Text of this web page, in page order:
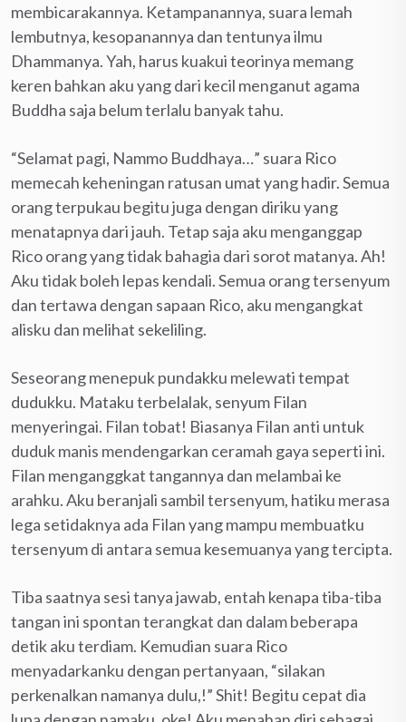
membicarakannya. Ketampanannya, suara lemah
lembutnya, kesopanannya dan tentunya ilmu
Dhammanya. Yah, harus kuakui teorinya memang
keren bahkan aku yang dari kecil menganut agama
Buddha saja belum terlalu banyak tahu.
“Selamat pagi, Nammo Buddhaya…” suara Rico
memecah keheningan ratusan umat yang hadir. Semua
orang terpukau begitu juga dengan diriku yang
menatapnya dari jauh. Tetap saja aku menganggap
Rico orang yang tidak bahagia dari sorot matanya. Ah!
Aku tidak boleh lepas kendali. Semua orang tersenyum
dan tertawa dengan sapaan Rico, aku mengangkat
alisku dan melihat sekeliling.
Seseorang menepuk pundakku melewati tempat
dudukku. Mataku terbelalak, senyum Filan
menyeringai. Filan tobat! Biasanya Filan anti untuk
duduk manis mendengarkan ceramah gaya seperti ini.
Filan menganggkat tangannya dan melambai ke
arahku. Aku beranjali sambil tersenyum, hatiku merasa
lega setidaknya ada Filan yang mampu membuatku
tersenyum di antara semua kesemuanya yang tercipta.
Tiba saatnya sesi tanya jawab, entah kenapa tiba-tiba
tangan ini spontan terangkat dan dalam beberapa
detik aku terdiam. Kemudian suara Rico
menyadarkanku dengan pertanyaan, “silakan
perkenalkan namanya dulu,!” Shit! Begitu cepat dia